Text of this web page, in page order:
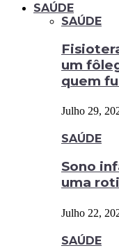
SAÚDE
SAÚDE
um
quem
Julho 29,
SAÚDE
Sono
uma
Julho 22,
SAÚDE